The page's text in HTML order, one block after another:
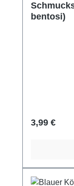
bentosi)
Regulärer
3,99 €